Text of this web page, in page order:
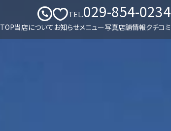
TOP当店について お知らせメニュー写真店舗情報クチコミ
TEL.029-854-0234